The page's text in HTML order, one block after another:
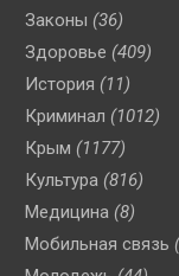
Законы (36)
Здоровье (409)
История (11)
Криминал (1012)
Крым (1177)
Культура (816)
Медицина (8)
Мобильная связь